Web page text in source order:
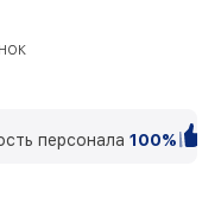
персонала 100%